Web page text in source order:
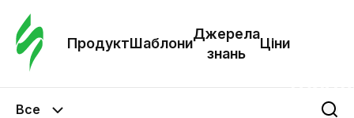
ПродуктШаблони
Джерела
знань
Ціни
Все